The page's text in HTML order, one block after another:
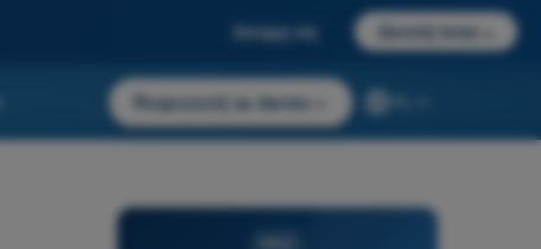
Zaloguj się Zacznij teraz
Rozpocznij za darmo